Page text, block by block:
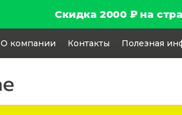
Скидка 2000 ₽ на
О компании Контакты Полезная